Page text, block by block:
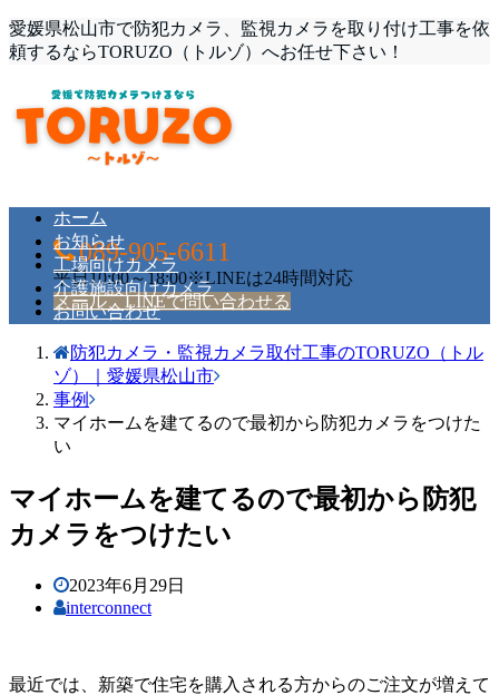
愛媛県松山市で防犯カメラ、監視カメラを取り付け工事を依
頼するならTORUZO（トルゾ）へお任せ下さい！
089-905-6611
平日10:00～18:00※LINEは24時間対応
メール、LINEで問い合わせる
ホーム
お知らせ
工場向けカメラ
介護施設向けカメラ
お問い合わせ
防犯カメラ・監視カメラ取付工事のTORUZO（トル
ゾ）｜愛媛県松山市
事例
マイホームを建てるので最初から防犯カメラをつけた
い
マイホームを建てるので最初から防犯
カメラをつけたい
2023年6月29日
interconnect
最近では、新築で住宅を購入される方からのご注文が増えて